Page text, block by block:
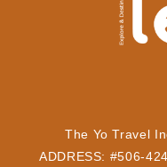
The Yo Travel
ADDRESS: #506-